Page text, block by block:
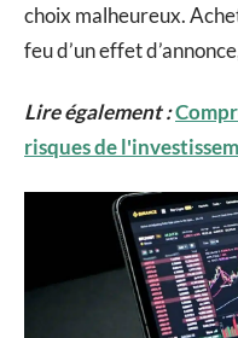
choix malheureux.
feu d’un effet
Lire également :
risques de